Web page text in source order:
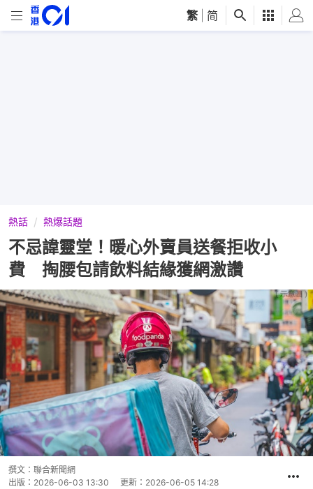
繁 简
熱話 熱爆話題
不忌諱靈堂！暖心外賣員送餐拒收小
費 掏腰包請飲料結緣獲網激讚
撰文： 聯合新聞網
出版： 2026-06-03 13:30 更新： 2026-06-05 14:28